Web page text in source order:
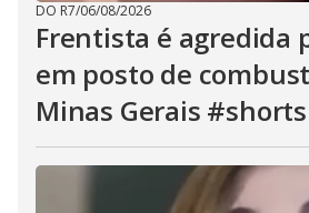
DO R7/06/08/2026
Frentista é agredida
em posto de
Minas Gerais